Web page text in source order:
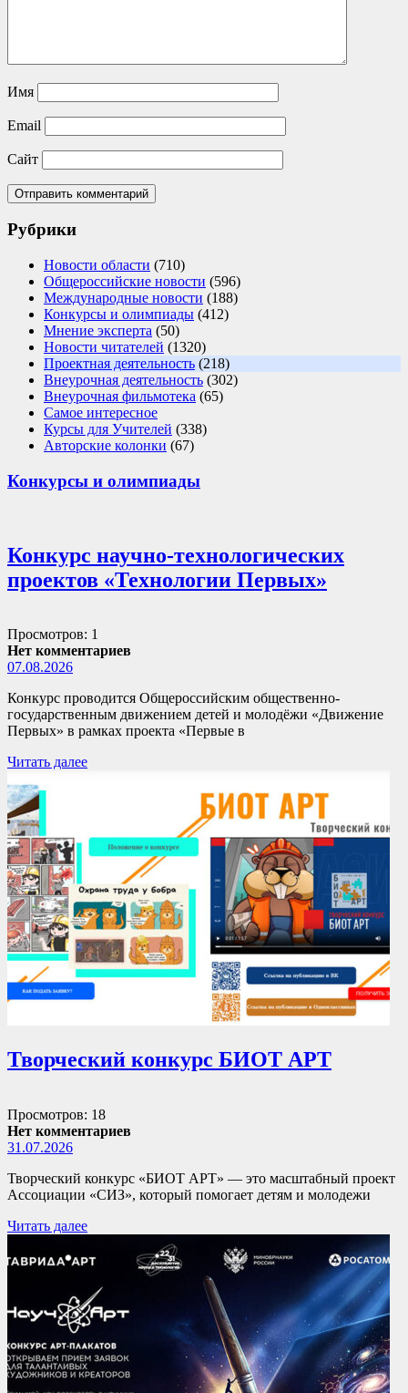
Имя
Email
Сайт
Рубрики
Новости области (710)
Общероссийские новости (596)
Международные новости (188)
Конкурсы и олимпиады (412)
Мнение эксперта (50)
Новости читателей (1320)
Проектная деятельность (218)
Внеурочная деятельность (302)
Внеурочная фильмотека (65)
Самое интересное
Курсы для Учителей (338)
Авторские колонки (67)
Конкурсы и олимпиады
Конкурс научно-технологических
проектов «Технологии Первых»
Просмотров: 1
Нет комментариев
07.08.2026
Конкурс проводится Общероссийским общественно-
государственным движением детей и молодёжи «Движение
Первых» в рамках проекта «Первые в
Читать далее
Творческий конкурс БИОТ АРТ
Просмотров: 18
Нет комментариев
31.07.2026
Творческий конкурс «БИОТ АРТ» — это масштабный проект
Ассоциации «СИЗ», который помогает детям и молодежи
Читать далее